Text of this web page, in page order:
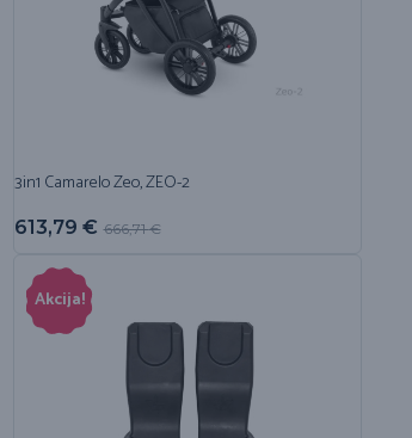
3in1 Camarelo Zeo, ZEO-2
666,71€
613,79 €
Akcija!